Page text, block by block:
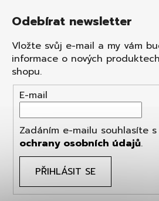
Odebírat newsletter
Vložte svůj e-mail a my vám
informace o nových
shopu.
E-mail
Zadáním e-mailu souhlasíte s
ochrany osobních údajů.
PŘIHLÁSIT SE